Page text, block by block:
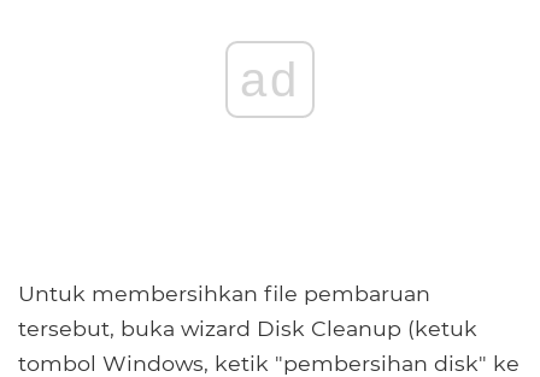
ad
Untuk membersihkan file pembaruan
tersebut, buka wizard Disk Cleanup (ketuk
tombol Windows, ketik "pembersihan disk" ke